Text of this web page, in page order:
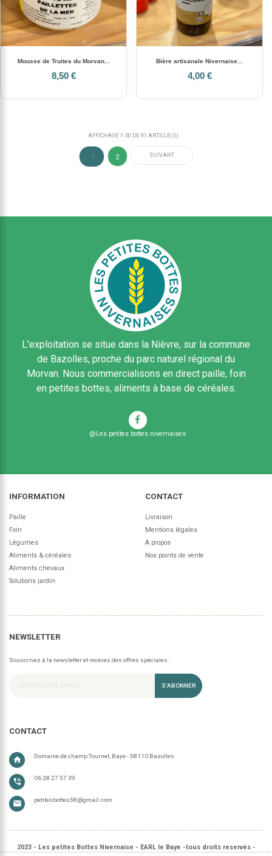
Mousse de Truites du Morvan...
8,50 €
Bière artisanale Nivernaise...
4,00 €
AFFICHAGE 1-50 DE 91 ARTICLE(S)
1 2 SUIVANT
L'exploitation se situe dans la Nièvre, sur la commune
de Bazolles, proche du parc naturel régional du
Morvan. Nous commercialisons en direct paille, foin
en petites bottes, aliments à base de céréales.
@Les petites bottes nivernaises
INFORMATION
Paille
Foin
Légumes
Aliments & céréales
Aliments chevaux
Solutions jardin
CONTACT
Livraison
Mentions légales
A propos
Nos points de vente
NEWSLETTER
Souscrivez à la newsletter et recevez des offres spéciales.
S’ABONNER
CONTACT
home Domaine de champ Tournet, Baye - 58110 Bazolles
phone_in_talk 06 28 27 57 39
email petitesbottes58@gmail.com
2023 - Les petites Bottes Nivernaise - EARL le Baye -tous droits reservés -